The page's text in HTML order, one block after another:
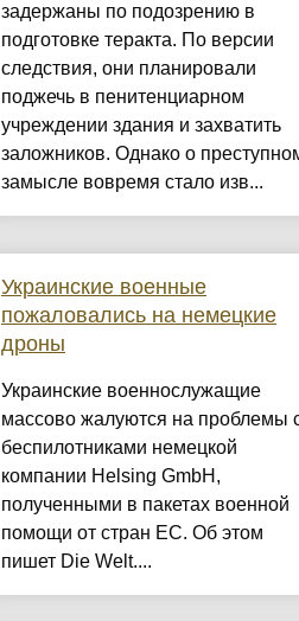
задержаны по подозрению в
подготовке теракта. По версии
следствия, они планировали
поджечь в пенитенциарном
учреждении здания и захватить
заложников. Однако о
замысле вовремя стало изв...
Украинские военные
пожаловались на немецкие
дроны
Украинские военнослужащие
массово жалуются на проблемы
беспилотниками немецкой
компании Helsing GmbH,
полученными в пакетах военной
помощи от стран ЕС. Об этом
пишет Die Welt....